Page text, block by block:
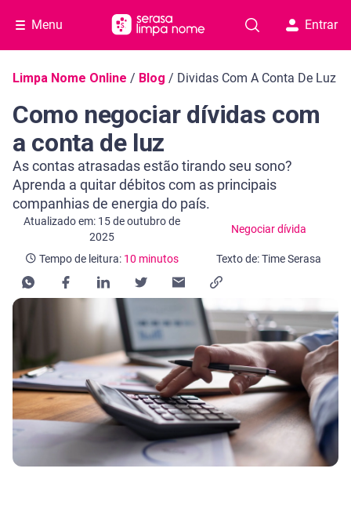
Menu Entrar
Navegação do blog
Limpa Nome Online / Blog / Dividas Com A Conta De Luz
Como negociar dívidas com
a conta de luz
As contas atrasadas estão tirando seu sono?
Aprenda a quitar débitos com as principais
companhias de energia do país.
Atualizado em: 15 de outubro de
2025
Negociar dívida
Categoria Negociar dívida
Tempo de leitura: 10 minutos
Tempo de leitura: 10 minutos
Texto de: Time Serasa